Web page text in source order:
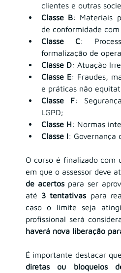
clientes e outras
Classe B: Materiais
de conformidade com
Classe C:
formalização de
Classe D: Atuação
Classe E: Fraudes,
e práticas não
Classe F:
LGPD;
Classe H: Normas
Classe I: Governança
O curso é finalizado com
em que o assessor deve
de acertos para ser
até 3 tentativas para
caso o limite seja
profissional será
haverá nova liberação
É importante destacar que
diretas ou bloqueios